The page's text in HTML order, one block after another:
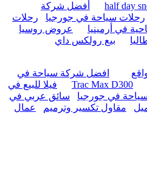
half day
أفضل شركة
رحلات سياحة في جورجيا
رحلات
في أرمينيا
عروض روسيا
بيع رولكس داي
افضل شركة سياحة في
Trac Max D300
فيلا للبيع في
في جورجيا
سائق عربي في
مقاول تكسير وترميم
عمال